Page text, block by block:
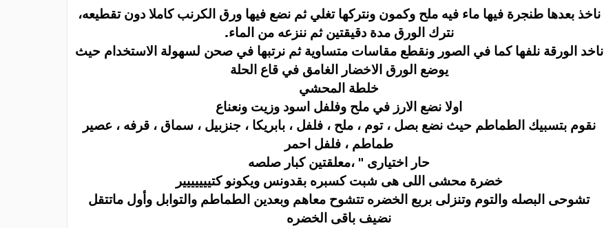
ناخذ بعدها طنجرة فيها ماء فيه ملح وكمون ونتركها تغليثم نضع فيها ورق الكرنب كاملا دون تقطيعه،
نترك الورق مدة دقيقتين ثم ننزعه من الماء.
ناخد الورقة نلفها كما في الصور ونقطع مقاسات متساوية ثم نرتبها في صحن لسهولة الاستخدام حيث
يوضع الورق الاخضار الغامق في قاع الحلة
خلطة المحشي
اولا نضع الارز في ملح وفلفل اسود وزيت ونعناع
نقوم بتسبيك الطماطم حيث نضع بصل ، توم ، ملح ، فلفل ، بابريكا ، جنزبيل ، سماق ، قرفه ، عصير
طماطم ، فلفل احمر
حار اختيارى " ،معلقتين كبار صلصه
خضرة محشى اللى هى شبت كسبره بقدونس ويكونو كتييييييير
تشوحى البصله والتوم وتنزلى بربع الخضره تتشوح معاهم وبعدين الطماطم والتوابل وأول ماتتقل
نضيف باقى الخضره